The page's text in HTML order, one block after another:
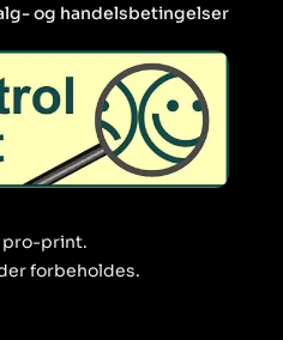
og handelsbetingelser
pro-print.
forbeholdes.